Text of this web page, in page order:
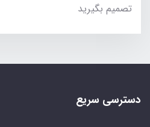
تصمیم بگیرید
دسترسی سریع